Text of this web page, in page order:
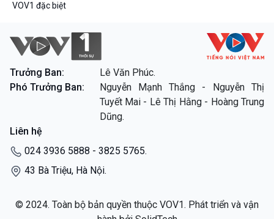
VOV1 đặc biệt
Trưởng Ban:
Lê Văn Phúc.
Phó Trưởng Ban:
Nguyễn Mạnh Thắng - Nguyễn Thị
Tuyết Mai - Lê Thị Hằng - Hoàng Trung
Dũng.
Liên hệ
024 3936 5888 - 3825 5765.
43 Bà Triệu, Hà Nội.
© 2024. Toàn bộ bản quyền thuộc VOV1. Phát triển và vận